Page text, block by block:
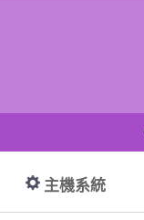
主機系統